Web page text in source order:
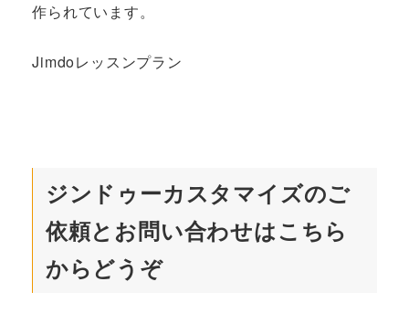
作られています。
Jimdoレッスンプラン
ジンドゥーカスタマイズのご
依頼とお問い合わせはこちら
からどうぞ